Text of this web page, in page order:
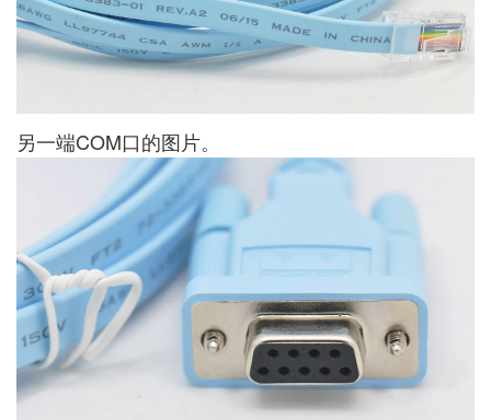
另一端COM口的图片。